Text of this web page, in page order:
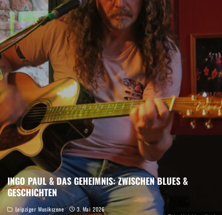
INGO PAUL & DAS GEHEIMNIS: ZWISCHEN BLUES &
GESCHICHTEN
Leipziger Musikszene 3. Mai 2026